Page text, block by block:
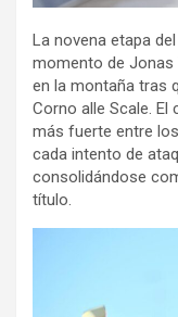
La novena etapa
momento de Jonas
en la montaña tras
Corno alle Scale.
más fuerte entre
cada intento de
consolidándose
título.